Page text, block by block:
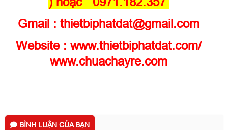
Gmail : thietbiphatdat@gmail.com
Website : www.thietbiphatdat.com/
www.chuachayre.com
BÌNH LUẬN CỦA BẠN